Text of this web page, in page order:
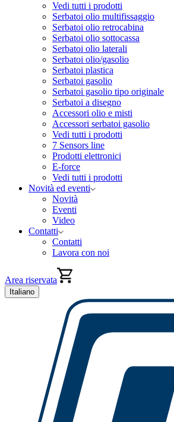
Vedi tutti i prodotti
Serbatoi olio multifissaggio
Serbatoi olio retrocabina
Serbatoi olio sottocassa
Serbatoi olio laterali
Serbatoi olio/gasolio
Serbatoi plastica
Serbatoi gasolio
Serbatoi gasolio tipo originale
Serbatoi a disegno
Accessori olio e misti
Accessori serbatoi gasolio
Vedi tutti i prodotti
7 Sensors line
Prodotti elettronici
E-force
Vedi tutti i prodotti
Novità ed eventi
Novità
Eventi
Video
Contatti
Contatti
Lavora con noi
Area riservata
Italiano